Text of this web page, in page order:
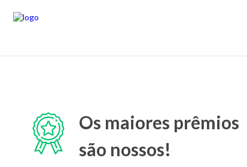
Os maiores prêmios
são nossos!